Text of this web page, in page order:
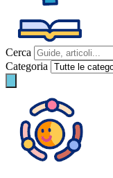
Cerca
Categoria